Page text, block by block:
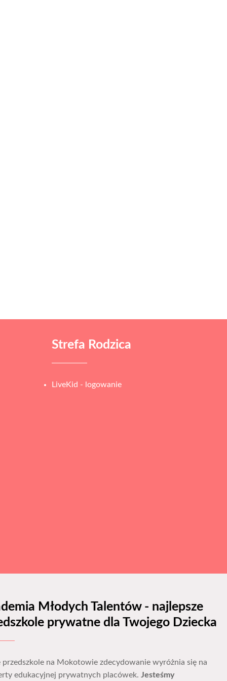
Strefa Rodzica
LiveKid - logowanie
Młodych Talentów - najlepsze
prywatne dla Twojego Dziecka
przedszkole na Mokotowie zdecydowanie wyróżnia się na
edukacyjnej prywatnych placówek. Jesteśmy